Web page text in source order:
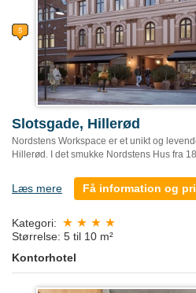
Slotsgade, Hillerød
Nordstens Workspace er et unikt og
Hillerød. I det smukke Nordstens Hus fra
Læs mere Få information og
Kategori:
Størrelse: 5 til 10 m²
Kontorhotel